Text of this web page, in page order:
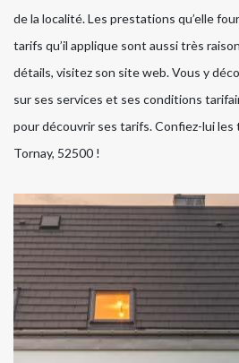
de la localité. Les prestations qu’elle
tarifs qu’il applique sont aussi très
détails, visitez son site web. Vous y
sur ses services et ses conditions
pour découvrir ses tarifs. Confiez-lui les
Tornay, 52500 !